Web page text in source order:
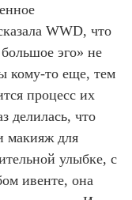
WWD, что
эго» не
кому-то еще, тем
процесс их
делилась, что
макияж для
улыбке, с
ивенте, она